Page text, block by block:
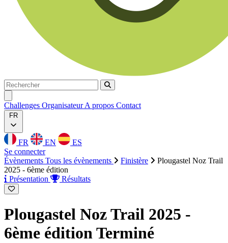
Rechercher
Rechercher
Challenges OrganisateurA propos Contact
FR
FR EN
ES
Se connecter
Évènements Tous les évènements Finistère
Plougastel Noz Trail
2025 - 6ème édition
Présentation
Résultats
Plougastel Noz Trail 2025 -
6ème éditionTerminé